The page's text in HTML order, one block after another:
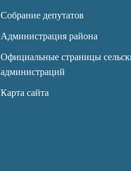
Собрание депутатов
Администрация района
Официальные страницы
администраций
Карта сайта